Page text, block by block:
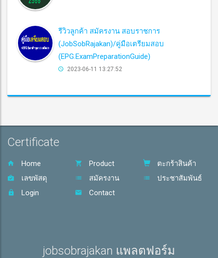
รีวิวลูกค้า สมัครงาน สอบราชการ
(JobSobRajakan)/คู่มือเตรียมสอบ
(EPG.ExamPreparationGuide)
2023-06-11 13:27:52
Certificate
Home Product
ตะกร้าสินค้า
เลขพัสดุ
สมัครงาน
ประชาสัมพันธ์
Login
Contact
jobsobrajakan แพลตฟอร์ม